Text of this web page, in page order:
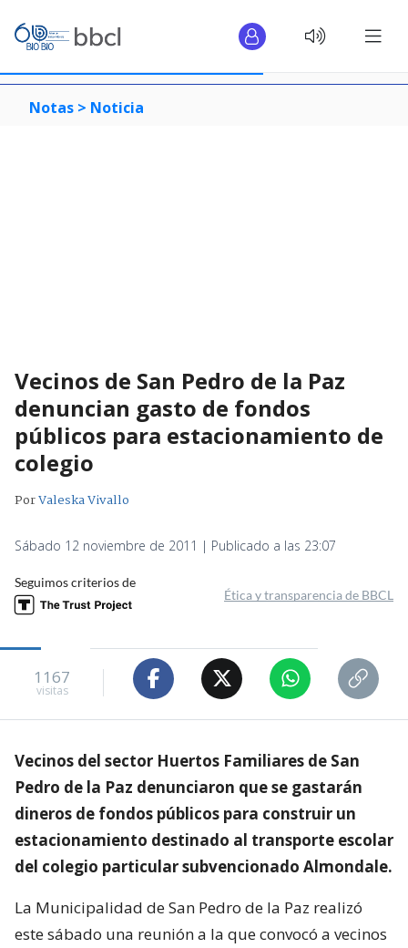
Notas > Noticia
Vecinos de San Pedro de la Paz
denuncian gasto de fondos
públicos para estacionamiento de
colegio
PorValeska Vivallo
Sábado 12 noviembre de 2011 | Publicado a las 23:07
Seguimos criterios de
Ética y transparencia de BBCL
1167
visitas
Vecinos del sector Huertos Familiares de San
Pedro de la Paz denunciaron que se gastarán
dineros de fondos públicos para construir un
estacionamiento destinado al transporte escolar
del colegio particular subvencionado Almondale.
La Municipalidad de San Pedro de la Paz realizó
este sábado una reunión a la que convocó a vecinos